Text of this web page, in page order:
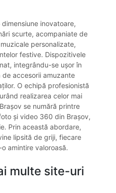
inovatoare,
scurte, acompaniate de
personalizate,
festive. Dispozitivele
integrându-se ușor în
accesorii amuzante
O echipă profesionistă
realizarea celor mai
se numără printre
și video 360 din Brașov,
Prin această abordare,
lipsită de griji, fiecare
amintire valoroasă.
multe site-uri